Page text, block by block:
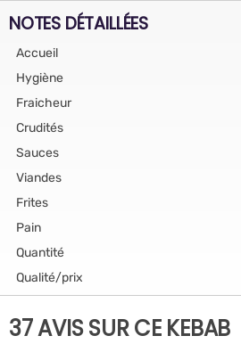
NOTES DÉTAILLÉES
Accueil
Hygiène
Fraicheur
Crudités
Sauces
Viandes
Frites
Pain
Quantité
Qualité/prix
37 AVIS SUR CE KEBAB